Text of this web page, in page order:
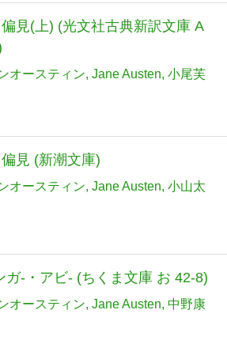
見(上) (光文社古典新訳文庫 A
オースティン Jane Austen 小尾芙
見 (新潮文庫)
オースティン Jane Austen 小山太
ガ-・アビ- (ちくま文庫 お 42-8)
オースティン Jane Austen 中野康